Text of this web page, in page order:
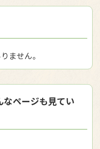
ません。
なページも見てい